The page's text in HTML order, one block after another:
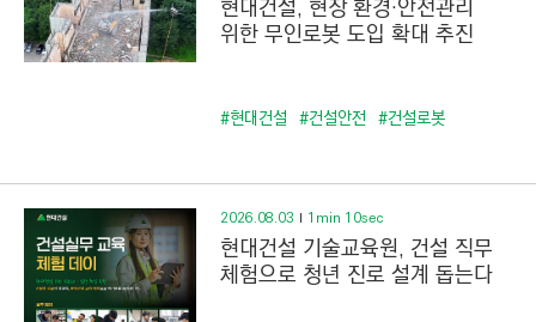
S
T
I
O
N
)
현대건설, 현장 환경·안전관리
위한 무인로봇 도입 확대 추진
#현대건설 #건설안전 #건설로봇
2026.08.03 1min 10sec
현대건설 기술교육원, 건설 직무
체험으로 청년 진로 설계 돕는다